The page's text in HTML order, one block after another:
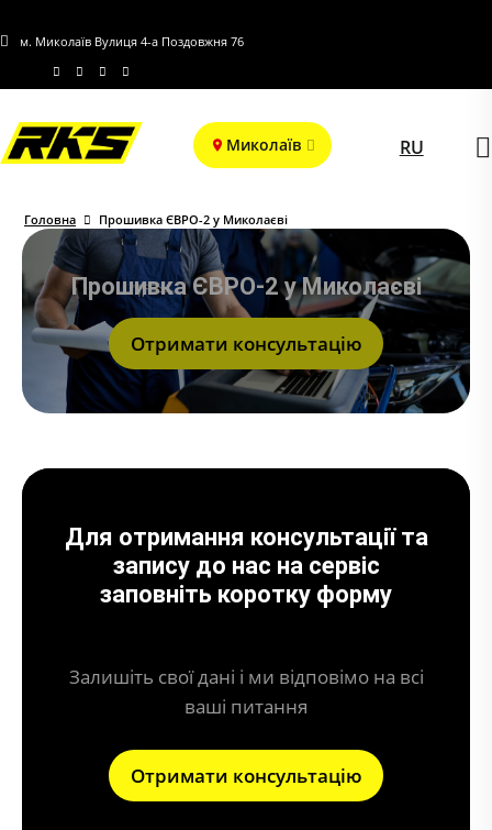
м. Миколаїв Вулиця 4-а Поздовжня 76
Миколаїв RU
Головна Прошивка ЄВРО-2 у Миколаєві
Прошивка ЄВРО-2 у Миколаєві
Отримати консультацію
Для отримання консультації та
запису до нас на сервіс
заповніть коротку форму
Залишіть свої дані і ми відповімо на всі
ваші питання
Отримати консультацію